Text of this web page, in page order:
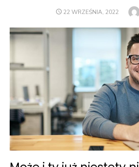
POSTED
22 WRZEŚNIA, 2022